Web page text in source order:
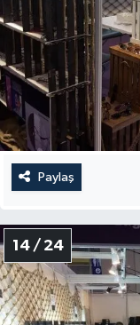
Paylaş
14 / 24